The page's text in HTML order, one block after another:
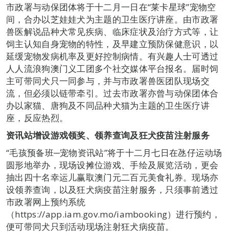
市政署与动保团体将于十二月一日在“莱卡星球”宠物空
间，合办以芝娃娃犬为主题的卫生医疗讲座。由市政署
兽医解说品种犬常见疾病、临床症状及治疗方式等，让
饲主认知自身宠物的特性，及早建立预防保健意识，以
延缓宠物发病机率及更好控制病情。有兴趣人士可透过
人人流浪狗澳门义工团多个社交媒体平台报名。届时饲
主可带同犬只一同参与，并与市政署兽医团队现场交
流，但必须以链带牵引。过去市政署亦曾与动保团体合
办以家猫、唐狗及不同品种犬猫为主题的卫生医疗讲
座，反应热烈。
资讯站增设游戏领奖、领养查询及狂犬疫苗注射服务
“毛孩预备班─宠物资讯站”将于十二月七日在氹仔运动场
圆形地举办，现场设摊位游戏、手绘及展览活动，更会
抽出四十名幸运儿赢取澳门元二百元美食礼券。现场亦
设领养查询，以及狂犬病疫苗注射服务，只须事前透过
市政署网上预约系统
（https://app.iam.gov.mo/iambooking）进行预约，
便可带同犬只到活动现场注射狂犬病疫苗。